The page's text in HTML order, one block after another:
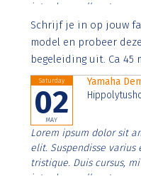
interdum nulla, ut
Aenean faucibus nibh
imperdiet. Nunc ut sem
Schrijf je in op jouw
model en probeer
begeleiding uit. Ca
Saturday
02
MAY
Yamaha
Lorem ipsum dolor sit
elit. Suspendisse
tristique. Duis cursus,
interdum nulla, ut